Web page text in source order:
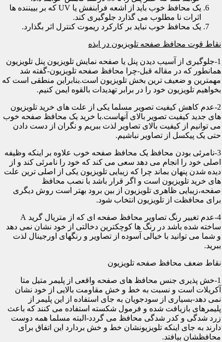
یک محافظ خوب باید از اشعه فرابنفش یا UV که بر بییننده ها
اثرات نا مطلوب می گذارد جلوگیری کند.
یک محافظ خوب نباید بر کارکرد ریموت کنترل اثر بگذارد.
نقاط قوت محافظ صفحه تلویزیون در ایذه
1-جلوگیری از آسیب دیدن پنل یا صفحه نمایش تلویزیون پنل تلویزیون
همانطور که در مقاله قبل-چرا محافظ صفحه تلویزیون-گفته شد
مهمترین و ضعیف ترین بخش تلویزیون است.بنابراین منطقی است که
بخواهیم تلویزیون خود را در برابر تهدیدات بالقوه ایمن کنیم.
2-عدم کاهش کیفیت تصویر مسلما یکی از علت های خرید تلویزیون
های جدید کیفیت تصویر بالای آنهاست.با خرید یک محافظ صفحه خوب
می توانیم از کیفیت بالای تصاویر لذت ببریم و نگران از دست دادن
حتی یک پیکسل از تصاویر نباشیم.
3-نامرئی بودن محافظ یک محافظ صفحه خوب علاوه بر اینکه وظیفه
اصلی خود را انجام می دهد سعی می کند که خود را نامرئی کند و از
دیده شدن پنهان بماند چرا که زیبایی تلویزیون یکی از اصلی ترین علت
های خرید تلویزیون است و اگر قرار باشد با نصب محافظ
صفحه،زیبایی ظاهری تلویزیون از بین برود بهتر است روش دیگری
برای محافظت از تلویزیون انتخاب شود.
4-عدم تغییر رنگ تصاویر محافظ صفحه ای که از متریال گرید A
ساخته شده باشد در رنگ ها کوچکترین دخالتی از خود نشان نمی دهد
و شما می توانید با خیالی آسوده از تصاویر و رنگهای اورجینال لذت
ببرید.
نقاط ضعف محافظ صفحه تلویزیون
1-خش پذیری جنس محافظ های صفحه واقعی از پلیمر متیل متا
آکریلات است و نسبت به خط و خش مقاومت بالایی از خود نشان
نمی دهد-بسیاری از سودجویان به جای استفاده از این پلیمر از
پلیمرهای بازیافت شده و فرمول شکسته استفاده می کنند که باعث
زرد شدگی و کدر شدگی محافظ می گردد-البته مسلما همه دوست
دارند به جای اینکه تلویزیونشان خط و خش بردارد این اتفاق برای
محافظشان بیافتد.